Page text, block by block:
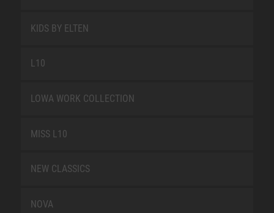
KIDS BY ELTEN
L10
LOWA WORK COLLECTION
MISS L10
NEW CLASSICS
NOVA